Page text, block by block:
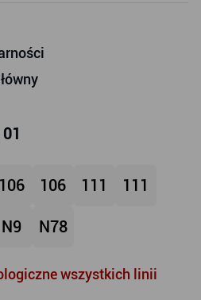
106 106 111 111
N9 N78
wszystkich linii